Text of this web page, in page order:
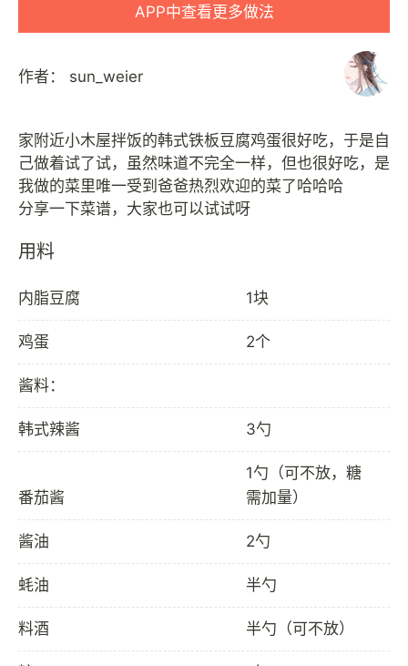
APP中查看更多做法
作者： sun_weier
家附近小木屋拌饭的韩式铁板豆腐鸡蛋很好吃，于是自
己做着试了试，虽然味道不完全一样，但也很好吃，是
我做的菜里唯一受到爸爸热烈欢迎的菜了哈哈哈
用料
内脂豆腐 1块
鸡蛋 2个
酱料：
韩式辣酱 3勺
番茄酱
1勺（可不放，糖
需加量）
酱油 2勺
蚝油 半勺
料酒 半勺（可不放）